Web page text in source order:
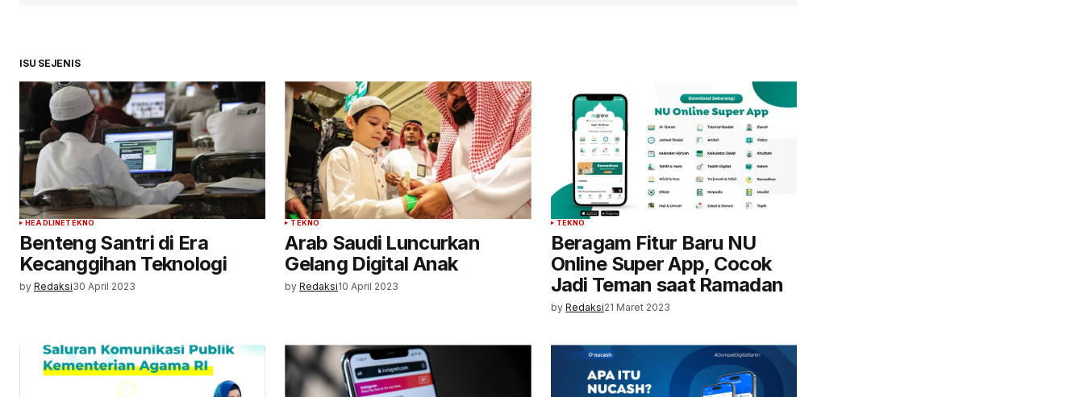
ISU SEJENIS
HEADLINETEKNO
Benteng Santri di Era
Kecanggihan Teknologi
by Redaksi30 April 2023
TEKNO
Arab Saudi Luncurkan
Gelang Digital Anak
by Redaksi10 April 2023
TEKNO
Beragam Fitur Baru NU
Online Super App, Cocok
Jadi Teman saat Ramadan
by Redaksi21 Maret 2023